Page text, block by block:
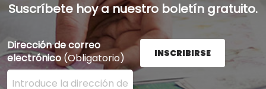
Suscríbete hoy a nuestro boletín gratuito.
Dirección de correo
electrónico (Obligatorio)
Ingrese su dirección de correo electrónico aquí y
INSCRIBIRSE